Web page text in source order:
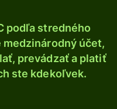
podľa stredného
účet,
prevádzať a platiť
ste kdekoľvek.